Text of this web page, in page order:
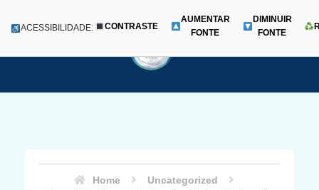
para
Menu
ACESSIBILIDADE: CONTRASTE
AUMENTAR
FONTE
DIMINUIR
FONTE
Home
Uncategorized